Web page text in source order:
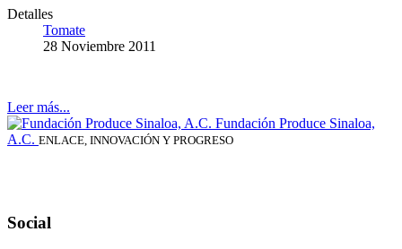
Detalles
Tomate
28 Noviembre 2011
Leer más...
Fundación Produce Sinaloa,
A.C. ENLACE, INNOVACIÓN Y PROGRESO
Social